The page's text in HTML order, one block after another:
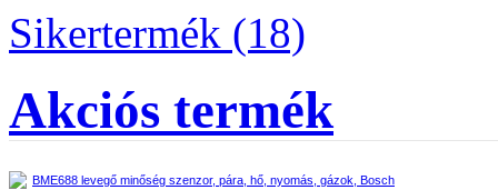
Sikertermék (18)
Akciós termék
BME688 levegő minőség szenzor, pára, hő, nyomás, gázok, Bosch